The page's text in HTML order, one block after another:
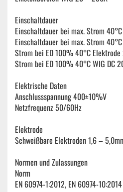
Einschaltdauer
Einschaltdauer bei max. Strom
Einschaltdauer bei max. Strom
Strom bei ED 100% 40°C
Strom bei ED 100% 40°C WIG DC
Elektrische Daten
Anschlussspannung 400±10%V
Netzfrequenz 50/60Hz
Elektrode
Schweißbare Elektroden 1,6 –
Normen und Zulassungen
Norm
EN 60974-1:2012, EN 60974-10:2014